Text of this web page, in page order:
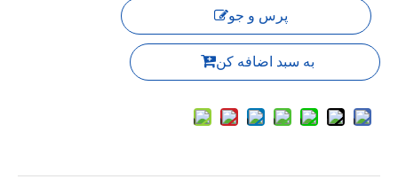
پرس و جو
به سبد اضافه کن